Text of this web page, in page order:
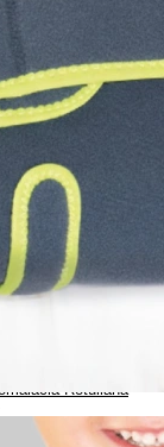
Rotuliana
Schlatter